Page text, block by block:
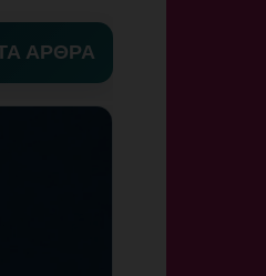
ΑΡΘΡΑ